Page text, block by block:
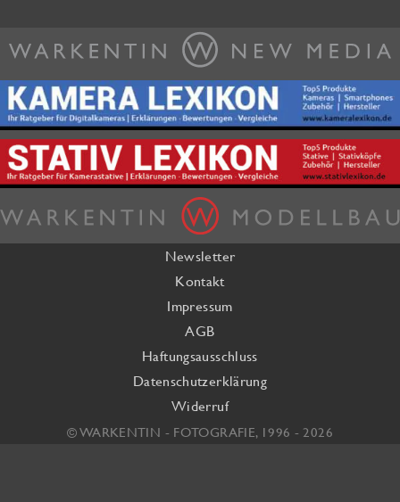
Newsletter
Kontakt
Impressum
AGB
Haftungsausschluss
Datenschutzerklärung
Widerruf
© WARKENTIN - FOTOGRAFIE, 1996 - 2026